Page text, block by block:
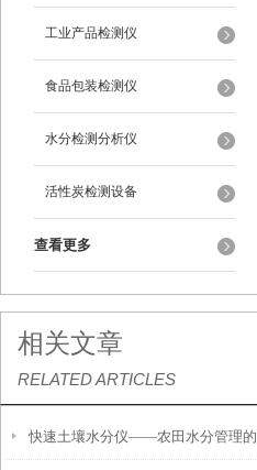
工业产品检测仪
食品包装检测仪
水分检测分析仪
活性炭检测设备
查看更多
相关文章
RELATED ARTICLES
快速土壤水分仪——农田水分管理的